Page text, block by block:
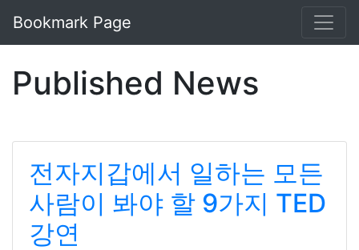
Bookmark Page
Published News
전자지갑에서 일하는 모든
사람이 봐야 할 9가지 TED
강연